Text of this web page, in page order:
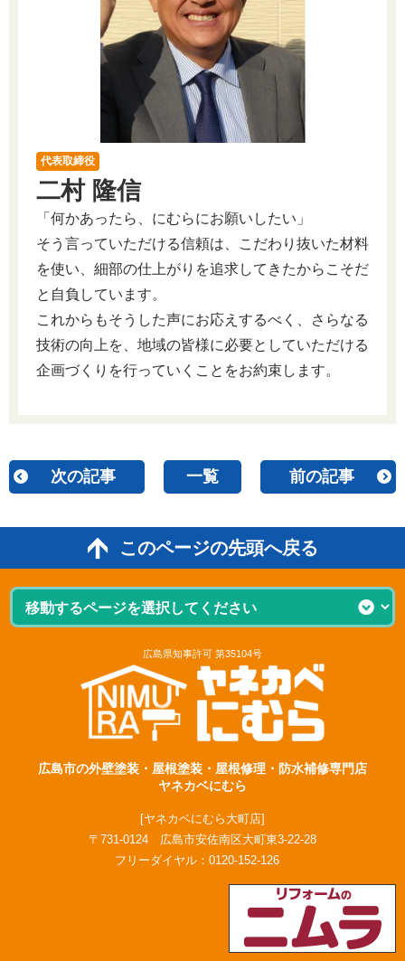
代表取締役
二村 隆信
「何かあったら、にむらにお願いしたい」
そう言っていただける信頼は、こだわり抜いた材料
を使い、細部の仕上がりを追求してきたからこそだ
と自負しています。
これからもそうした声にお応えするべく、さらなる
技術の向上を、地域の皆様に必要としていただける
企画づくりを行っていくことをお約束します。
次の記事 一覧 前の記事
このページの先頭へ戻る
広島県知事許可 第35104号
広島市の外壁塗装・屋根塗装・屋根修理・防水補修専門店
ヤネカベにむら
[ヤネカベにむら大町店]
〒731-0124 広島市安佐南区大町東3-22-28
フリーダイヤル： 0120-152-126